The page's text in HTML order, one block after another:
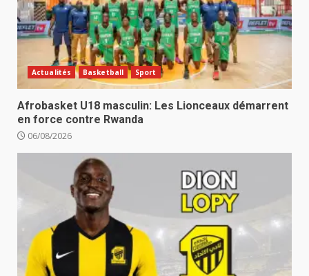
Actualités Basketball Sport
Afrobasket U18 masculin: Les Lionceaux démarrent
en force contre Rwanda
06/08/2026